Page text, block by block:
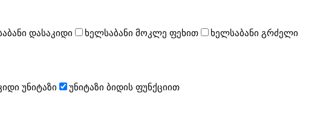
დასაკიდი ხელსაბანი მოკლე ფეხით
ხელსაბანი გრძელი
უნიტაზი
უნიტაზი ბიდის ფუნქციით